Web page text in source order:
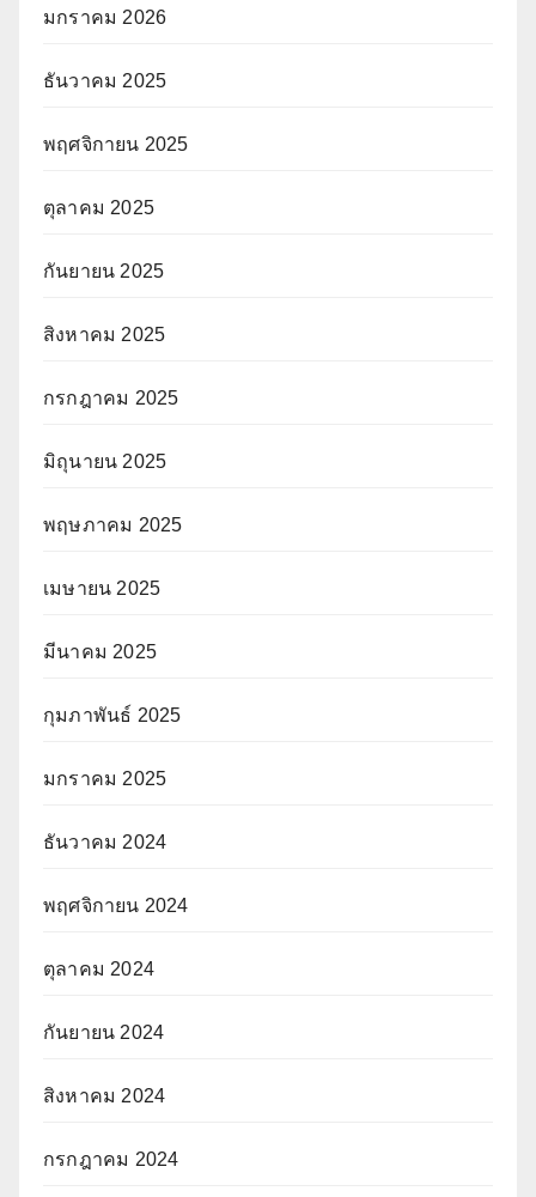
มกราคม 2026
ธันวาคม 2025
พฤศจิกายน 2025
ตุลาคม 2025
กันยายน 2025
สิงหาคม 2025
กรกฎาคม 2025
มิถุนายน 2025
พฤษภาคม 2025
เมษายน 2025
มีนาคม 2025
กุมภาพันธ์ 2025
มกราคม 2025
ธันวาคม 2024
พฤศจิกายน 2024
ตุลาคม 2024
กันยายน 2024
สิงหาคม 2024
กรกฎาคม 2024